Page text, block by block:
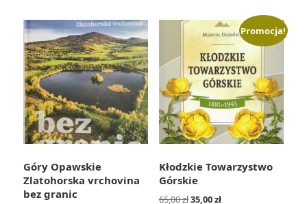
Góry Opawskie
Zlatohorska vrchovina
bez granic
Promocja!
Kłodzkie Towarzystwo
Górskie
65,00złPierwotna
35,00złAktualna